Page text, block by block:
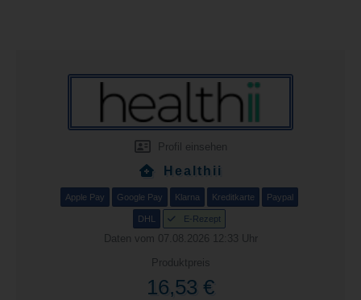
Profil einsehen
Healthii
Apple Pay Google Pay Klarna Kreditkarte Paypal
DHL E-Rezept
Daten vom 07.08.2026 12:33 Uhr
Produktpreis
16,53 €